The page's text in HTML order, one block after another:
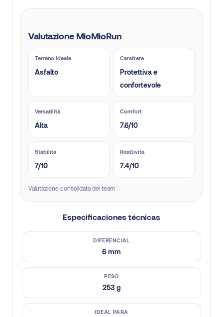
Valutazione MioMioRun
Terreno ideale
Asfalto
Carattere
Protettiva e
confortevole
Versatilità
Alta
Comfort
7.6/10
Stabilità
7/10
Reattività
7.4/10
Valutazione consolidata del team
Especificaciones técnicas
DIFERENCIAL
6 mm
PESO
253 g
IDEAL PARA